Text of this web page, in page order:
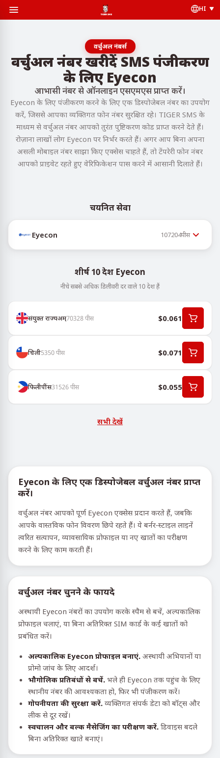
HI
वर्चुअल नंबर्स
वर्चुअल नंबर खरीदें SMS पंजीकरण
के लिए Eyecon
आभासी नंबर से ऑनलाइन एसएमएस प्राप्त करें।
Eyecon के लिए पंजीकरण करने के लिए एक डिस्पोजेबल नंबर का उपयोग
करें, जिससे आपका व्यक्तिगत फोन नंबर सुरक्षित रहे। TIGER SMS के
माध्यम से वर्चुअल नंबर आपको तुरंत पुष्टिकरण कोड प्राप्त करने देते हैं।
रोज़ाना लाखों लोग Eyecon पर निर्भर करते हैं। अगर आप बिना अपना
असली मोबाइल नंबर साझा किए एक्सेस चाहते हैं, तो टेंपरेरी फोन नंबर
आपको प्राइवेट रहते हुए वेरिफिकेशन पास करने में आसानी दिलाते हैं।
चयनित सेवा
Eyecon 107204पीस
शीर्ष 10 देश Eyecon
नीचे सबसे अधिक डिलीवरी दर वाले 10 देश हैं
संयुक्त राज्यअम्70328पीस $0.061
चिली5350पीस $0.071
फिलीपींस31526पीस $0.055
सभी देखें
Eyecon के लिए एक डिस्पोजेबल वर्चुअल नंबर प्राप्त
करें।
वर्चुअल नंबर आपको पूर्ण Eyecon एक्सेस प्रदान करते हैं, जबकि
आपके वास्तविक फोन विवरण छिपे रहते हैं। ये बर्नर-स्टाइल लाइनें
त्वरित सत्यापन, व्यावसायिक प्रोफाइल या नए खातों का परीक्षण
करने के लिए काम करती हैं।
वर्चुअल नंबर चुनने के फायदे
अस्थायी Eyecon नंबरों का उपयोग करके स्पैम से बचें, अल्पकालिक
प्रोफाइल चलाएं, या बिना अतिरिक्त SIM कार्ड के कई खातों को
प्रबंधित करें।
अल्पकालिक Eyecon प्रोफाइल बनाएं. अस्थायी अभियानों या
प्रोमो जांच के लिए आदर्श।
भौगोलिक प्रतिबंधों से बचें. भले ही Eyecon तक पहुंच के लिए
स्थानीय नंबर की आवश्यकता हो, फिर भी पंजीकरण करें।
गोपनीयता की सुरक्षा करें. व्यक्तिगत संपर्क डेटा को बॉट्स और
लीक से दूर रखें।
स्वचालन और बल्क मैसेजिंग का परीक्षण करें. डिवाइस बदले
बिना अतिरिक्त खाते बनाएं।